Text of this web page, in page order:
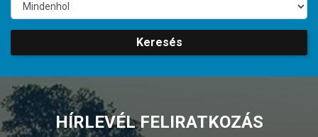
Keresés
HÍRLEVÉL FELIRATKOZÁS